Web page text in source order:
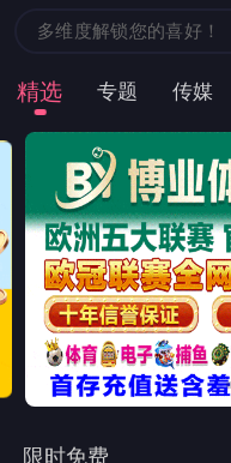
精选 专题 传媒
限时免费